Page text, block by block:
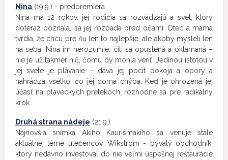
Nina (19.9.) - predpremiéra
Nina má 12 rokov, jej rodičia sa rozvádzajú a svet, ktorý
doteraz poznala, sa jej rozpadá pred očami. Otec a mama
tvrdia, že chcú pre ňu len to najlepšie, ale akoby mysleli len
na seba. Nina im nerozumie, cíti sa opustená a oklamaná –
nie je už takmer nič, čomu by mohla veriť. Jedinou istotou v
jej svete je plávanie – dáva jej pocit pokoja a opory a
nahrádza všetko, čo jej doma chýba. Keď je ohrozená jej
účasť na plaveckých pretekoch, rozhodne sa pre radikálny
krok.
Druhá strana nádeje (21.9.)
Najnovšia snímka Akiho Kaurismäkiho sa venuje stále
aktuálnej téme utečencov. Wikström - bývalý obchodník,
ktorý nedávno investoval do nie veľmi úspešnej reštaurácie